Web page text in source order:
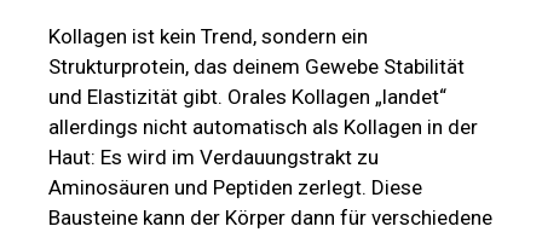
Kollagen ist kein Trend, sondern ein
Strukturprotein, das deinem Gewebe Stabilität
und Elastizität gibt. Orales Kollagen „landet“
allerdings nicht automatisch als Kollagen in der
Haut: Es wird im Verdauungstrakt zu
Aminosäuren und Peptiden zerlegt. Diese
Bausteine kann der Körper dann für verschiedene